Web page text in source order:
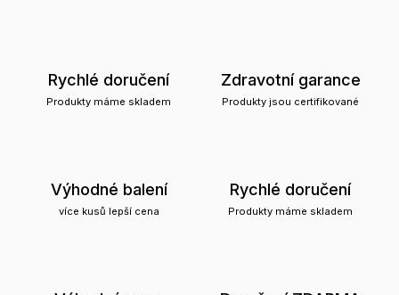
Rychlé doručení
Produkty máme skladem
Zdravotní garance
Produkty jsou certifikované
Výhodné balení
více kusů lepší cena
Rychlé doručení
Produkty máme skladem